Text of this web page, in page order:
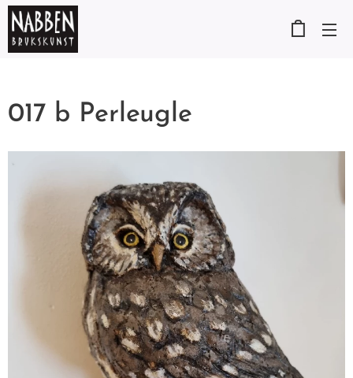
017 b Perleugle